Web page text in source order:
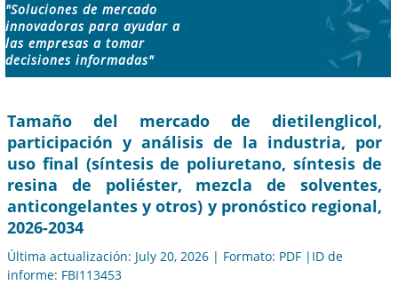
"Soluciones de mercado
innovadoras para ayudar a
las empresas a tomar
decisiones informadas"
Tamaño del mercado de dietilenglicol,
participación y análisis de la industria, por
uso final (síntesis de poliuretano, síntesis de
resina de poliéster, mezcla de solventes,
anticongelantes y otros) y pronóstico regional,
2026-2034
Última actualización: July 20, 2026 | Formato: PDF |ID de
informe: FBI113453